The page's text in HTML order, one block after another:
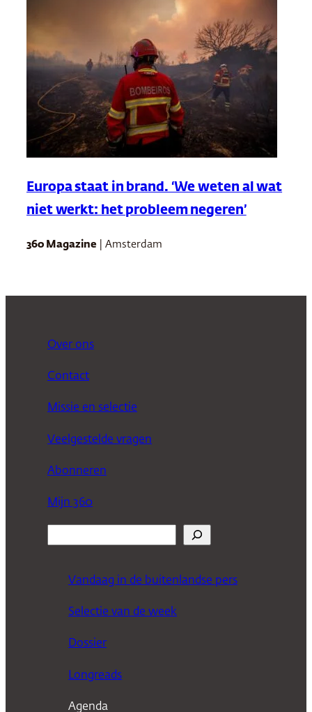
Europa staat in brand. ‘We weten al wat
niet werkt: het probleem negeren’
360 Magazine | Amsterdam
Over ons
Contact
Missie en selectie
Veelgestelde vragen
Abonneren
Mijn 360
Vandaag in de buitenlandse pers
Selectie van de week
Dossier
Longreads
Agenda